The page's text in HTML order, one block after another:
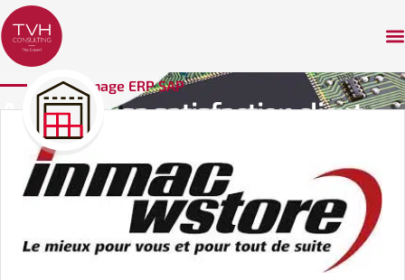
Témoignage ERP SAP
Améliorer sa satisfaction client
avec la mise en place de l’ERP SAP,
Inmac Wstore atteind son objectif